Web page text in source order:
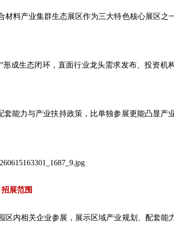
料产业集群生态展区作为三大特色核心展区之
成生态闭环，直面行业龙头需求发布、投资机
能力与产业扶持政策，比单独参展更能凸显产
招展范围
内相关企业参展，展示区域产业规划、配套能